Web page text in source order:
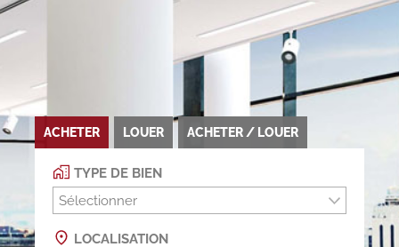
ACHETER LOUER ACHETER / LOUER
TYPE DE BIEN
Sélectionner
LOCALISATION